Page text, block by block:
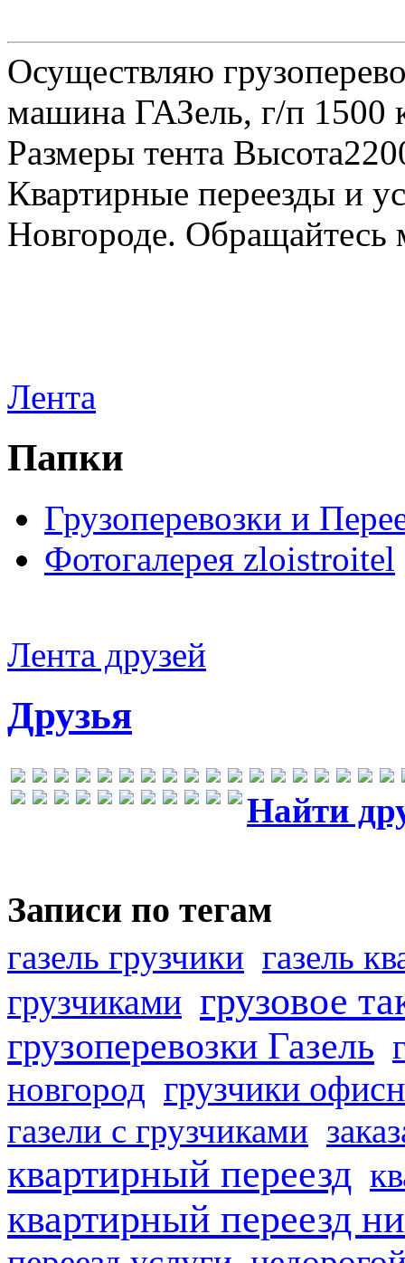
Осуществляю
машина ГАЗель, г/п 1500
Размеры тента
Квартирные переезды и
Новгороде.
Лента
Папки
Грузоперевозки и
Фотогалерея zloistroitel
Лента друзей
Друзья
Найти
Записи по тегам
газель грузчики газель
грузчиками грузовое
грузоперевозки Газель
новгород грузчики
газели с грузчиками
квартирный переезд
квартирный переезд